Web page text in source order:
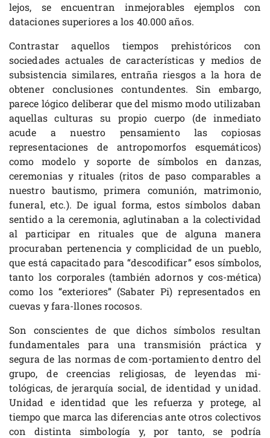
lejos, se encuentran inmejorables ejemplos con
dataciones superiores a los 40.000 años.
Contrastar aquellos tiempos prehistóricos con
sociedades actuales de características y medios de
subsistencia similares, entraña riesgos a la hora de
obtener conclusiones contundentes. Sin embargo,
parece lógico deliberar que del mismo modo utilizaban
aquellas culturas su propio cuerpo (de inmediato
acude a nuestro pensamiento las copiosas
representaciones de antropomorfos esquemáticos)
como modelo y soporte de símbolos en danzas,
ceremonias y rituales (ritos de paso comparables a
nuestro bautismo, primera comunión, matrimonio,
funeral, etc.). De igual forma, estos símbolos daban
sentido a la ceremonia, aglutinaban a la colectividad
al participar en rituales que de alguna manera
procuraban pertenencia y complicidad de un pueblo,
que está capacitado para “descodificar” esos símbolos,
tanto los corporales (también adornos y cos-mética)
como los “exteriores” (Sabater Pi) representados en
cuevas y fara-llones rocosos.
Son conscientes de que dichos símbolos resultan
fundamentales para una transmisión práctica y
segura de las normas de com-portamiento dentro del
grupo, de creencias religiosas, de leyendas mi-
tológicas, de jerarquía social, de identidad y unidad.
Unidad e identidad que les refuerza y protege, al
tiempo que marca las diferencias ante otros colectivos
con distinta simbología y, por tanto, se podría